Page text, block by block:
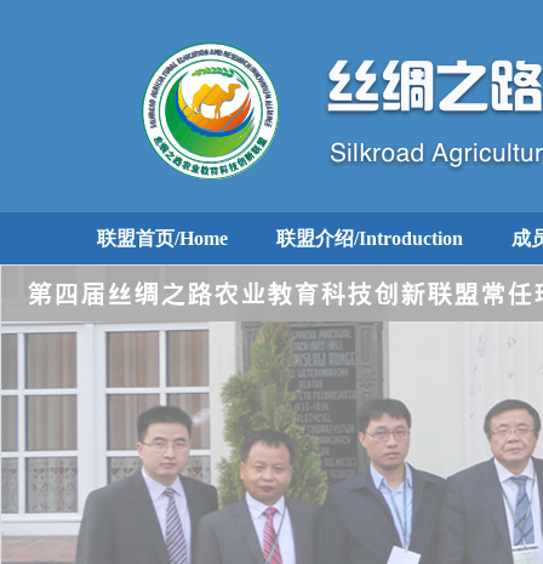
联盟首页/Home 联盟介绍/Introduction 成